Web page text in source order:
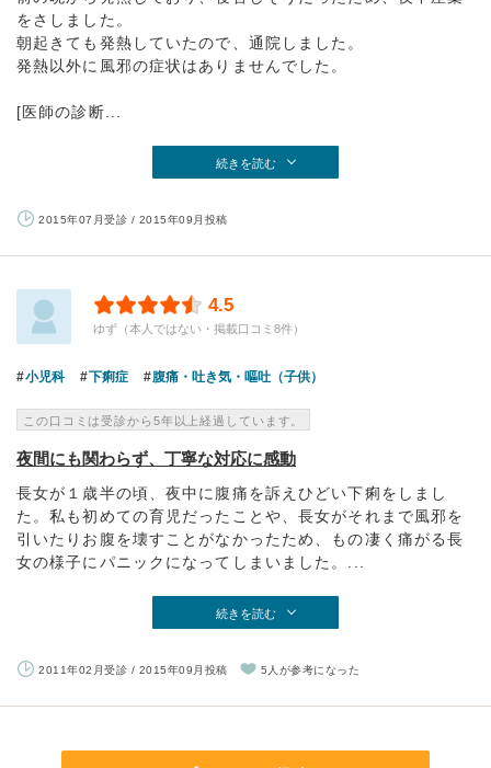
をさしました。
朝起きても発熱していたので、通院しました。
発熱以外に風邪の症状はありませんでした。
[医師の診断...
続きを読む
2015年07月受診 / 2015年09月投稿
4.5
ゆず（本人ではない・掲載口コミ8件）
小児科 下痢症 腹痛・吐き気・嘔吐（子供）
この口コミは受診から5年以上経過しています。
夜間にも関わらず、丁寧な対応に感動
長女が１歳半の頃、夜中に腹痛を訴えひどい下痢をしまし
た。私も初めての育児だったことや、長女がそれまで風邪を
引いたりお腹を壊すことがなかったため、もの凄く痛がる長
女の様子にパニックになってしまいました。...
続きを読む
2011年02月受診 / 2015年09月投稿 5人が参考になった